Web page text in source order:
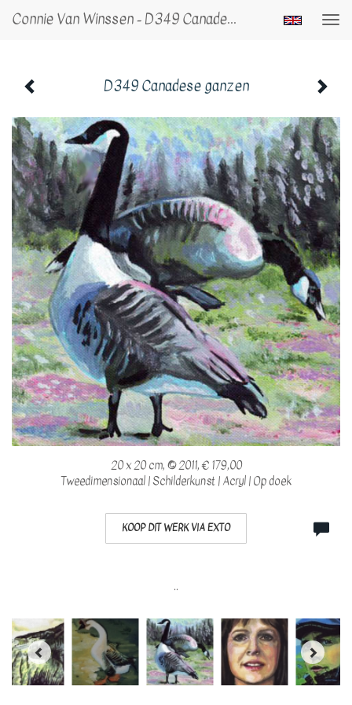
Connie Van Winssen - D349 Canadese Ganzen
D349 Canadese ganzen
20 x 20 cm, © 2011, € 179,00
Tweedimensionaal | Schilderkunst | Acryl | Op doek
KOOP DIT WERK VIA EXTO
..